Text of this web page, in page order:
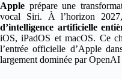
Apple prépare une
vocal Siri. À l’horizon
d’intelligence artificielle
iOS, iPadOS et macOS. Ce
l’entrée officielle d’Apple
largement dominée par